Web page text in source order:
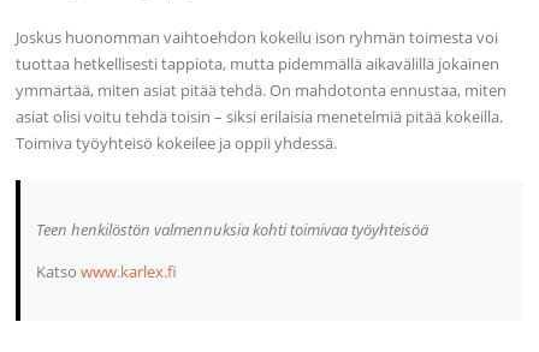
Joskus huonomman vaihtoehdon kokeilu ison ryhmän toimesta voi
tuottaa hetkellisesti tappiota, mutta pidemmällä aikavälillä jokainen
ymmärtää, miten asiat pitää tehdä. On mahdotonta ennustaa, miten
asiat olisi voitu tehdä toisin – siksi erilaisia menetelmiä pitää kokeilla.
Toimiva työyhteisö kokeilee ja oppii yhdessä.
Teen henkilöstön valmennuksia kohti toimivaa työyhteisöä
Katsowww.karlex.fi